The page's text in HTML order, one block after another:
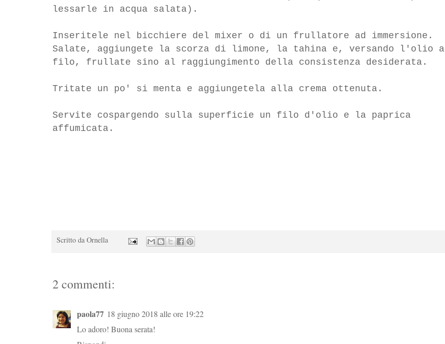
lessarle in acqua salata).
Inseritele nel bicchiere del mixer o di un frullatore ad immersione.
Salate, aggiungete la scorza di limone, la tahina e, versando l'olio a
filo, frullate sino al raggiungimento della consistenza desiderata.
Tritate un po' si menta e aggiungetela alla crema ottenuta.
Servite cospargendo sulla superficie un filo d'olio e la paprica
affumicata.
Scritto da Ornella
2 commenti:
paola77 18 giugno 2018 alle ore 19:22
Lo adoro! Buona serata!